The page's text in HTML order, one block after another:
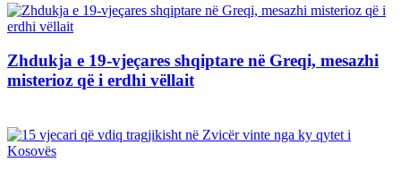
Zhdukja e 19-vjeçares shqiptare në Greqi, mesazhi
misterioz që i erdhi vëllait